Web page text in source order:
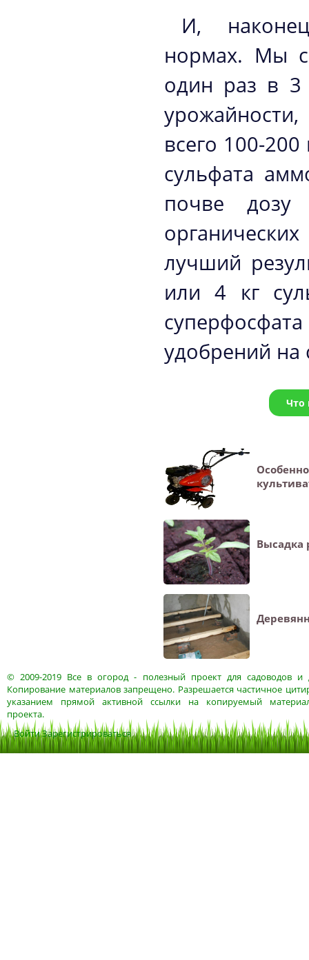
И,
нормах. Мы
один раз в 3
всего 100-
сульфата
почве
лучший
или 4 кг
удобрений на
Что
Высадка
© 2009-2019 Все в огород- полезный проект для садоводов и
Копирование материалов запрещено. Разрешается частичное
указанием прямой активной ссылки на копируемый
проекта.
ВойтиЗарегистрироваться